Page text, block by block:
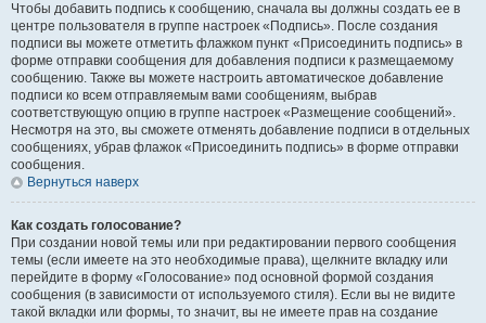
Чтобы добавить подпись к сообщению, сначала вы должны создать ее в
центре пользователя в группе настроек «Подпись». После создания
подписи вы можете отметить флажком пункт «Присоединить подпись» в
форме отправки сообщения для добавления подписи к размещаемому
сообщению. Также вы можете настроить автоматическое добавление
подписи ко всем отправляемым вами сообщениям, выбрав
соответствующую опцию в группе настроек «Размещение сообщений».
Несмотря на это, вы сможете отменять добавление подписи в отдельных
сообщениях, убрав флажок «Присоединить подпись» в форме отправки
сообщения.
Вернуться наверх
Как создать голосование?
При создании новой темы или при редактировании первого сообщения
темы (если имеете на это необходимые права), щелкните вкладку или
перейдите в форму «Голосование» под основной формой создания
сообщения (в зависимости от используемого стиля). Если вы не видите
такой вкладки или формы, то значит, вы не имеете прав на создание